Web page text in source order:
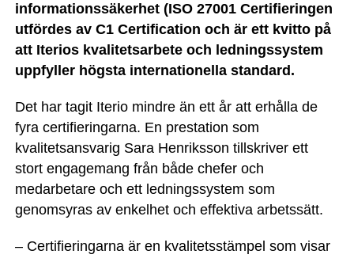
informationssäkerhet (ISO 27001 Certifieringen
utfördes av C1 Certification och är ett kvitto på
att Iterios kvalitetsarbete och ledningssystem
uppfyller högsta internationella standard.
Det har tagit Iterio mindre än ett år att erhålla de
fyra certifieringarna. En prestation som
kvalitetsansvarig Sara Henriksson tillskriver ett
stort engagemang från både chefer och
medarbetare och ett ledningssystem som
genomsyras av enkelhet och effektiva arbetssätt.
– Certifieringarna är en kvalitetsstämpel som visar